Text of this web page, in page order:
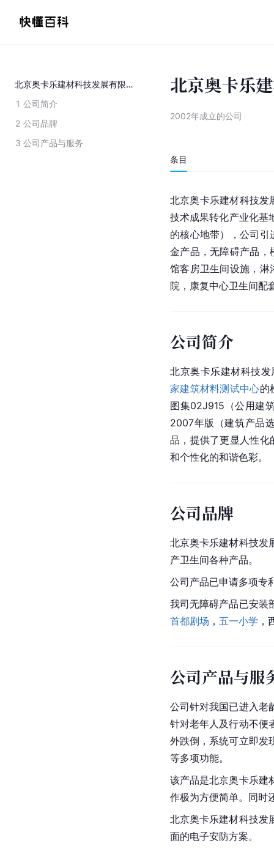
北京奥卡乐建材科技发展有限公司
1 公司简介
2 公司品牌
3 公司产品与服务
北京奥卡乐
2002年成立的公司
条目
北京奥卡乐建材科技
技术成果转化产业化基
的核心地带），公司引
金产品，无障碍产品，
馆客房卫生间设施，淋
院，康复中心卫生间配
公司简介
北京奥卡乐建材科技
家建筑材料测试中心的
图集02J915（公用建
2007年版（建筑产品
品，提供了更显人性化
和个性化的和谐色彩。
公司品牌
北京奥卡乐建材科技发
产卫生间各种产品。
公司产品已申请多项专
我司无障碍产品已安装
首都剧场 ， 五一小学 ，
公司产品与服
公司针对我国已进入老
针对老年人及行动不便
外跌倒，系统可立即发
等多项功能。
该产品是北京奥卡乐建
作极为方便简单。同时
北京奥卡乐建材科技发
面的电子安防方案。